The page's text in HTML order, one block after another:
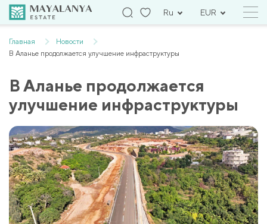
Ru EUR
Главная
Новости
В Аланье продолжается улучшение инфраструктуры
В Аланье продолжается
улучшение инфраструктуры